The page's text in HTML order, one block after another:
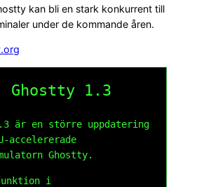
kan bli en stark konkurrent till
under de kommande åren.
Ghostty 1.3
är en större uppdatering
accelererade
Ghostty.
i